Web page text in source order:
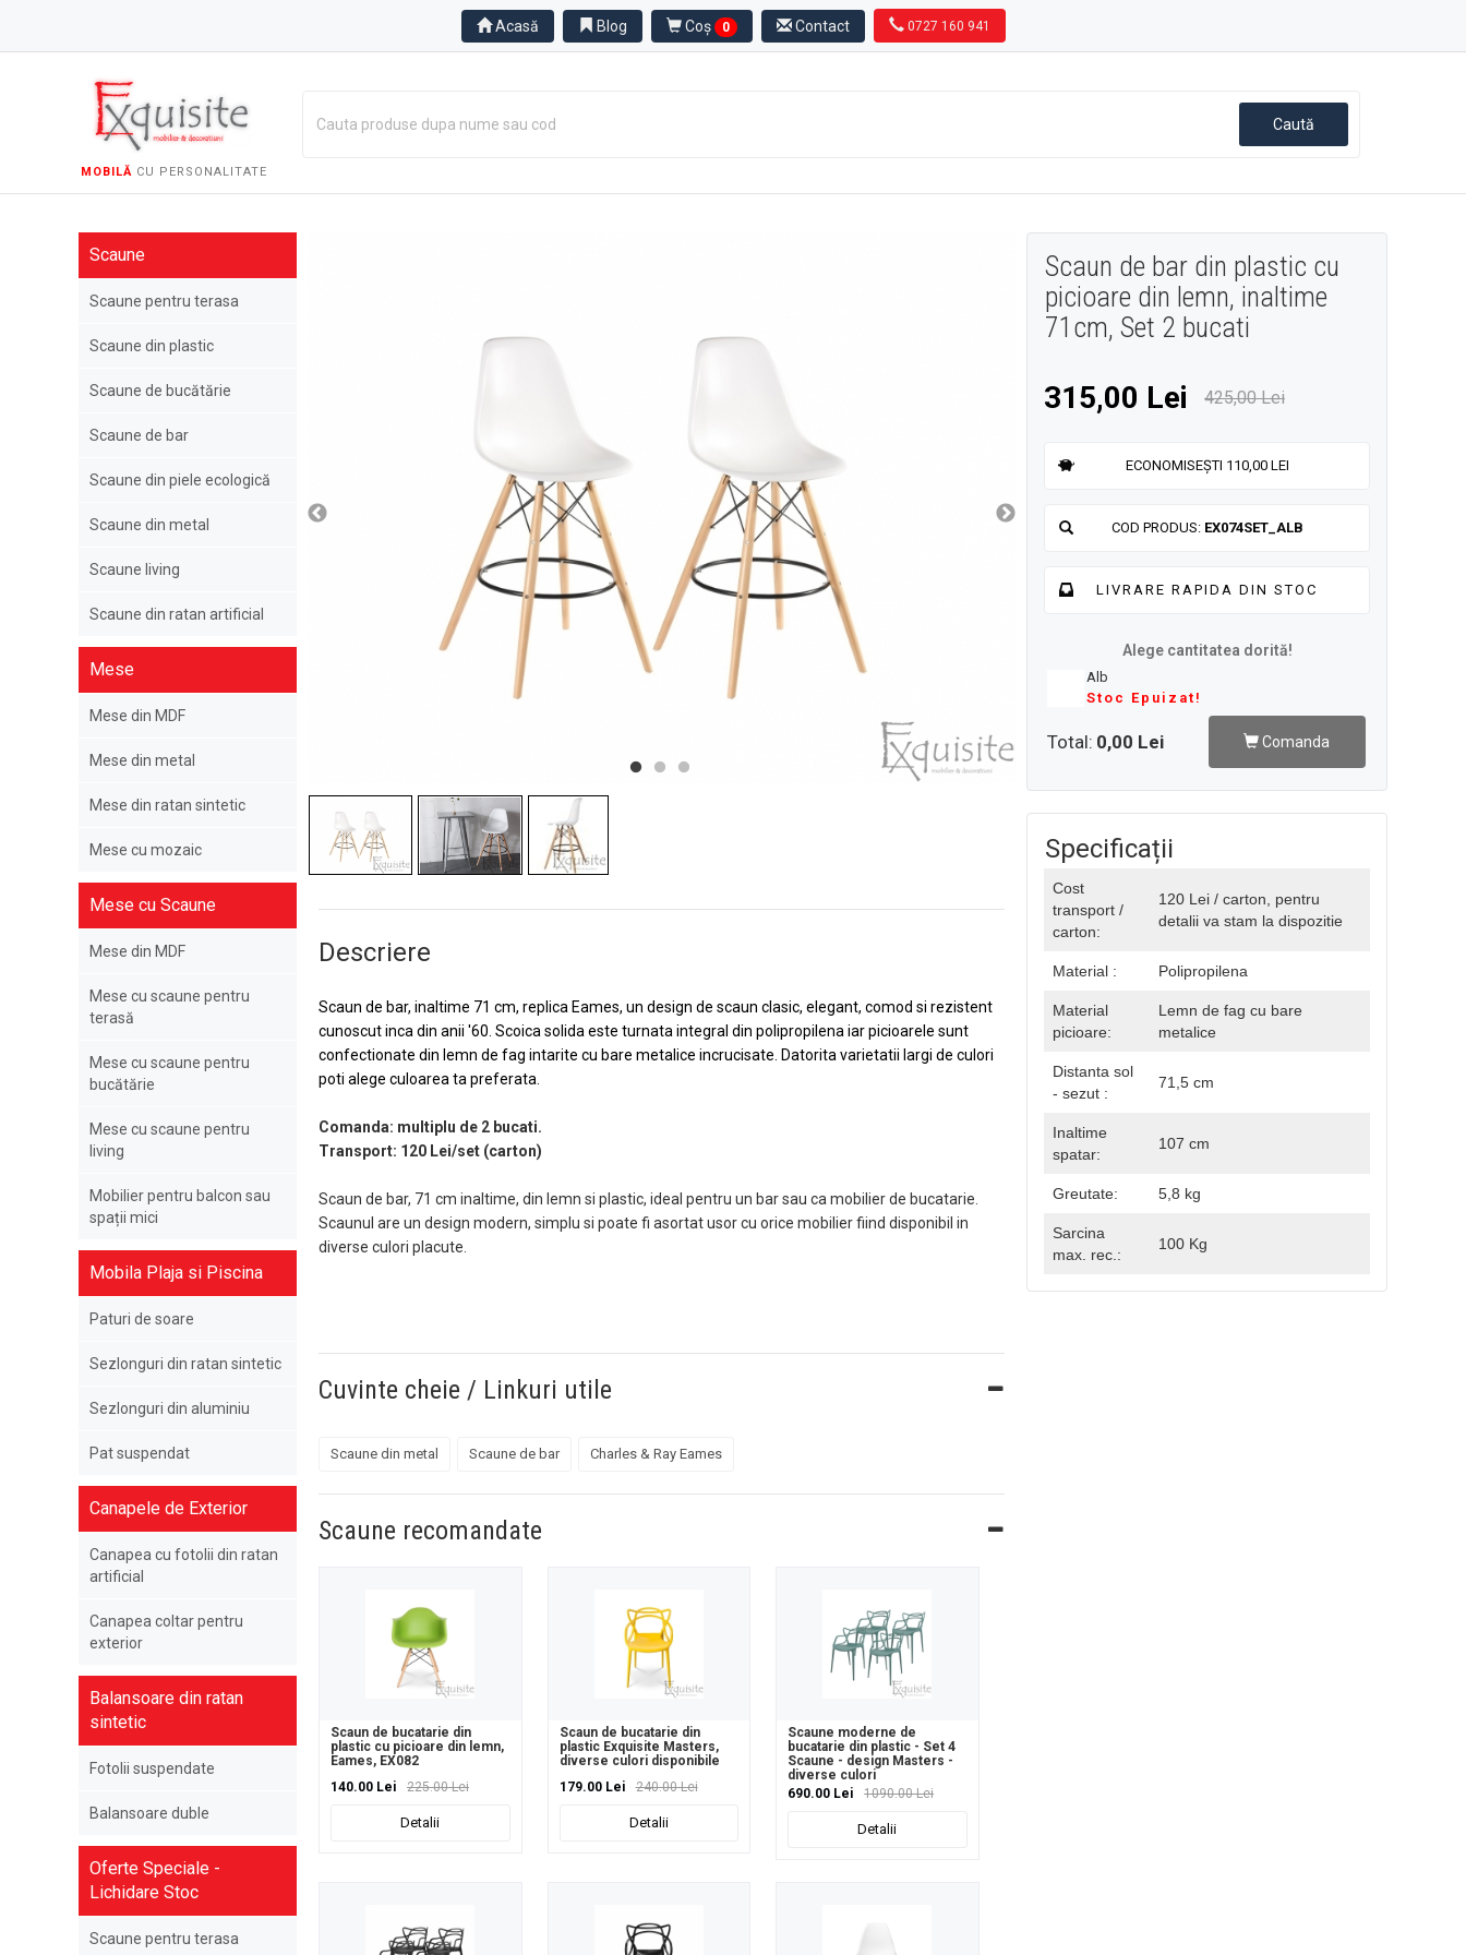
Acasă Blog Coș 0 Contact 0727 160 941
MOBILĂ CU PERSONALITATE
Scaune
Scaune pentru terasa
Scaune din plastic
Scaune de bucătărie
Scaune de bar
Scaune din piele ecologică
Scaune din metal
Scaune living
Scaune din ratan artificial
Mese
Mese din MDF
Mese din metal
Mese din ratan sintetic
Mese cu mozaic
Mese cu Scaune
Mese din MDF
Mese cu scaune pentru
terasă
Mese cu scaune pentru
bucătărie
Mese cu scaune pentru
living
Mobilier pentru balcon sau
spații mici
Mobila Plaja si Piscina
Paturi de soare
Sezlonguri din ratan sintetic
Sezlonguri din aluminiu
Pat suspendat
Canapele de Exterior
Canapea cu fotolii din ratan
artificial
Canapea coltar pentru
exterior
Balansoare din ratan
sintetic
Fotolii suspendate
Balansoare duble
Oferte Speciale -
Lichidare Stoc
Scaune pentru terasa
Descriere
Scaun de bar, inaltime 71 cm, replica Eames, un design de scaun clasic, elegant, comod si rezistent
cunoscut inca din anii '60. Scoica solida este turnata integral din polipropilena iar picioarele sunt
confectionate din lemn de fag intarite cu bare metalice incrucisate. Datorita varietatii largi de culori
poti alege culoarea ta preferata.
Comanda: multiplu de 2 bucati.
Transport: 120 Lei/set (carton)
​Scaun de bar, 71 cm inaltime, din lemn si plastic, ideal pentru un bar sau ca mobilier de bucatarie.
Scaunul are un design modern, simplu si poate fi asortat usor cu orice mobilier fiind disponibil in
diverse culori placute.
Cuvinte cheie / Linkuri utile
Scaune din metal Scaune de bar Charles & Ray Eames
Scaune recomandate
Scaun de bucatarie din
plastic cu picioare din lemn,
Eames, EX082
140.00 Lei
225.00 Lei
Detalii
Scaun de bucatarie din
plastic Exquisite Masters,
diverse culori disponibile
179.00 Lei
240.00 Lei
Detalii
Scaune moderne de
bucatarie din plastic - Set 4
Scaune - design Masters -
diverse culori
690.00 Lei
1090.00 Lei
Detalii
Scaun de bar din plastic cu
picioare din lemn, inaltime
71cm, Set 2 bucati
315,00 Lei 425,00 Lei
ECONOMISEȘTI 110,00 LEI
COD PRODUS: EX074SET_ALB
LIVRARE RAPIDA DIN STOC
Alege cantitatea dorită!
Alb
Stoc Epuizat!
Total: 0,00 Lei Comanda
Specificații
Cost
transport /
carton:
120 Lei / carton, pentru
detalii va stam la dispozitie
Material : Polipropilena
Material
picioare:
Lemn de fag cu bare
metalice
Distanta sol
- sezut :
71,5 cm
Inaltime
spatar:
107 cm
Greutate: 5,8 kg
Sarcina
max. rec.:
100 Kg